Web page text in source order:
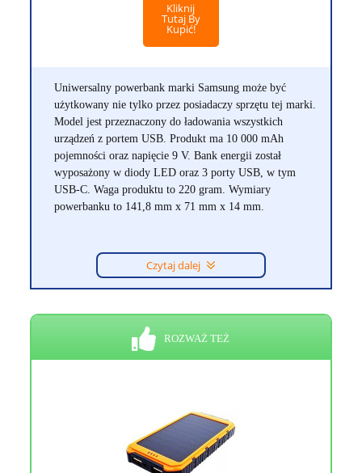
Kliknij
Tutaj By
Kupić!
Uniwersalny powerbank marki Samsung może być
użytkowany nie tylko przez posiadaczy sprzętu tej marki.
Model jest przeznaczony do ładowania wszystkich
urządzeń z portem USB. Produkt ma 10 000 mAh
pojemności oraz napięcie 9 V. Bank energii został
wyposażony w diody LED oraz 3 porty USB, w tym
USB-C. Waga produktu to 220 gram. Wymiary
powerbanku to 141,8 mm x 71 mm x 14 mm.
Czytaj dalej
ROZWAŻ TEŻ